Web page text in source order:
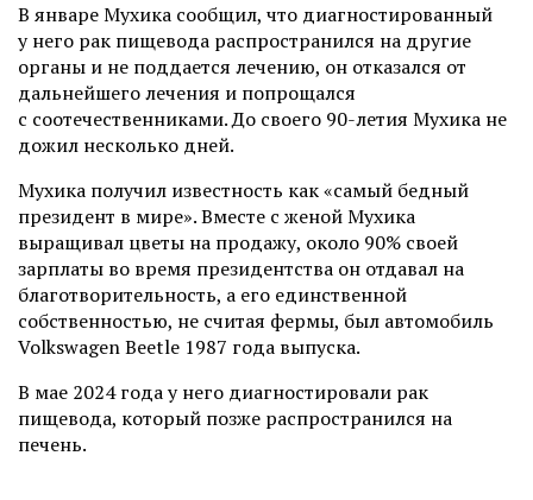
В январе Мухика сообщил, что диагностированный
у него рак пищевода распространился на другие
органы и не поддается лечению, он отказался от
дальнейшего лечения и попрощался
с соотечественниками. До своего 90-летия Мухика не
дожил несколько дней.
Мухика получил известность как «самый бедный
президент в мире». Вместе с женой Мухика
выращивал цветы на продажу, около 90% своей
зарплаты во время президентства он отдавал на
благотворительность, а его единственной
собственностью, не считая фермы, был автомобиль
Volkswagen Beetle 1987 года выпуска.
В мае 2024 года у него диагностировали рак
пищевода, который позже распространился на
печень.